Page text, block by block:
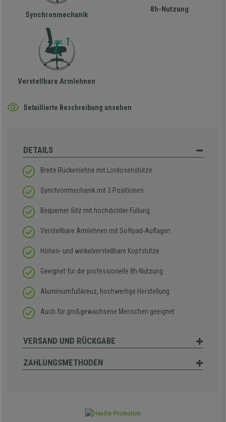
Synchronmechanik
8h-Nutzung
Verstellbare Armlehnen
Detaillierte Beschreibung ansehen
DETAILS
Breite Rückenlehne mit Lordosenstütze
Synchronmechanik mit 3 Positionen
Bequemer Sitz mit hochdichter Füllung
Verstellbare Armlehnen mit Softpad-Auflagen
Höhen- und winkelverstellbare Kopfstütze
Geeignet für die professionelle 8h-Nutzung
Aluminiumfußkreuz, hochwertige Herstellung
Auch für großgewachsene Menschen geeignet
VERSAND UND RÜCKGABE
ZAHLUNGSMETHODEN